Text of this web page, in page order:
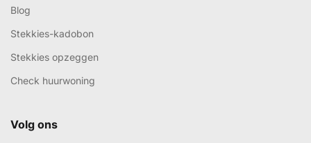
Blog
Stekkies-kadobon
Stekkies opzeggen
Check huurwoning
Volg ons